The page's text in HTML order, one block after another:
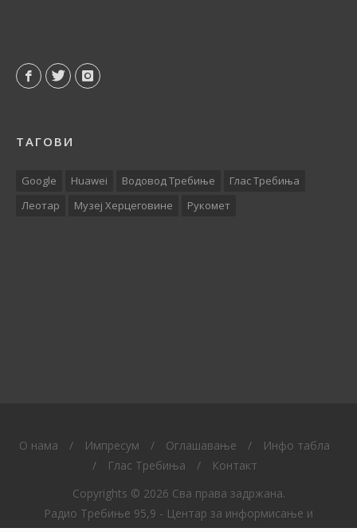
ТАГОВИ
Google Huawei Водовод Требиње
Глас Требиња
Леотар
Музеј Херцеговине Рукомет
O нама / Импресум / Оглашавање /
Инфо табла
/
Глас Требиња /
Контакт
Copyrights © 2026 Сва права задржана.
Радио Требиње 95,9 - Центар за информисање и